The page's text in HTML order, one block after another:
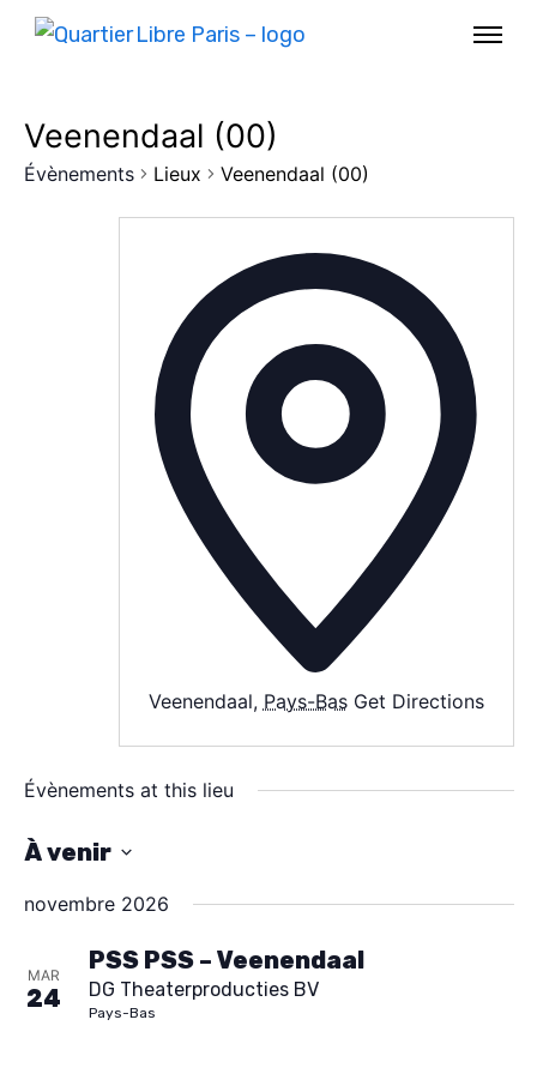
AGENDA
SPECTACLE
À PROPOS
CONTACT
Veenendaal (00)
Évènements Lieux Veenendaal (00)
Veenendaal, Pays-Bas Get Directions
Évènements at this lieu
À venir
e
novembre 2026
MAR
24
PSS PSS – Veenendaal
DG Theaterproducties BV
Pays-Bas